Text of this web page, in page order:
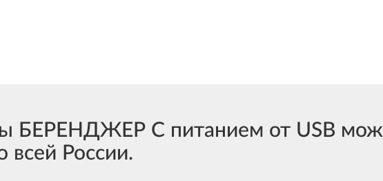
БЕРЕНДЖЕР С питанием от USB
всей России.